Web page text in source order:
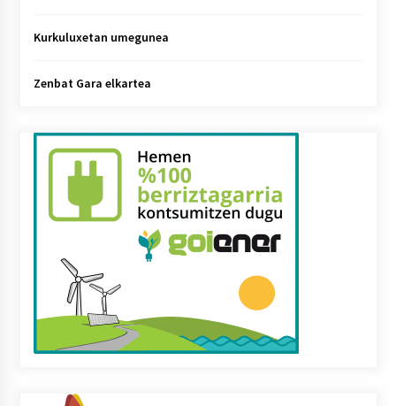
Kurkuluxetan umegunea
Zenbat Gara elkartea